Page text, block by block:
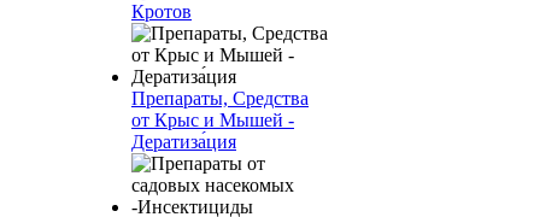
Кротов
Препараты, Средства
от Крыс и Мышей -
Дератиза́ция